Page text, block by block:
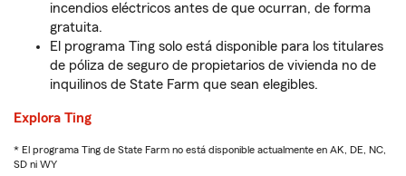
incendios eléctricos antes de que ocurran, de forma
gratuita.
El programa Ting solo está disponible para los titulares
de póliza de seguro de propietarios de vivienda no de
inquilinos de State Farm que sean elegibles.
Explora Ting
* El programa Ting de State Farm no está disponible actualmente en AK, DE, NC,
SD ni WY